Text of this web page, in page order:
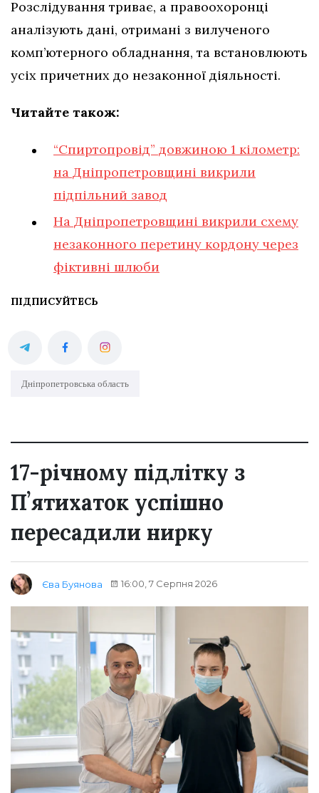
Розслідування триває, а правоохоронці
аналізують дані, отримані з вилученого
комп’ютерного обладнання, та встановлюють
усіх причетних до незаконної діяльності.
Читайте також:
“Спиртопровід” довжиною 1 кілометр:
на Дніпропетровщині викрили
підпільний завод
На Дніпропетровщині викрили схему
незаконного перетину кордону через
фіктивні шлюби
ПІДПИСУЙТЕСЬ
Дніпропетровська область
17-річному підлітку з
Пʼятихаток успішно
пересадили нирку
Єва Буянова 16:00, 7 Серпня 2026